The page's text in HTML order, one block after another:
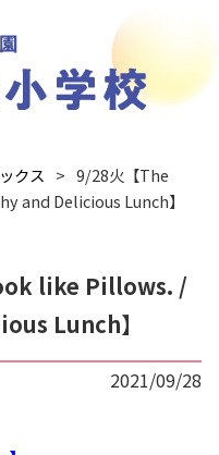
クス
9/28火【The
and Delicious Lunch】
like Pillows. /
Lunch】
2021/09/28